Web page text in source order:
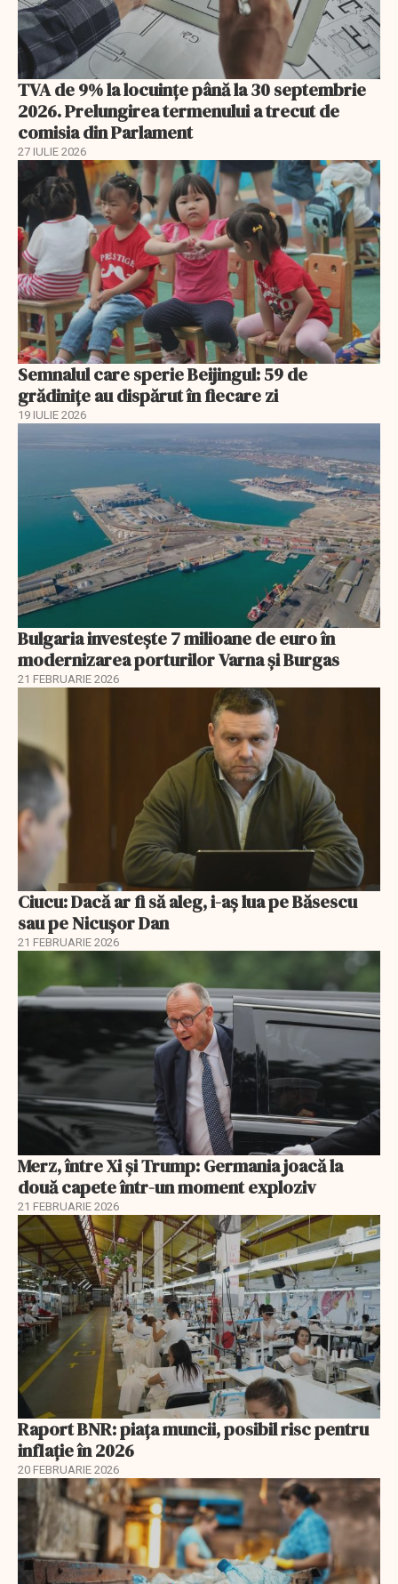
TVA de 9% la locuințe până la 30 septembrie
2026. Prelungirea termenului a trecut de
comisia din Parlament
27 IULIE 2026
Semnalul care sperie Beijingul: 59 de
grădinițe au dispărut în fiecare zi
19 IULIE 2026
Bulgaria investește 7 milioane de euro în
modernizarea porturilor Varna și Burgas
21 FEBRUARIE 2026
Ciucu: Dacă ar fi să aleg, i-aș lua pe Băsescu
sau pe Nicușor Dan
21 FEBRUARIE 2026
Merz, între Xi și Trump: Germania joacă la
două capete într-un moment exploziv
21 FEBRUARIE 2026
Raport BNR: piața muncii, posibil risc pentru
inflație în 2026
20 FEBRUARIE 2026